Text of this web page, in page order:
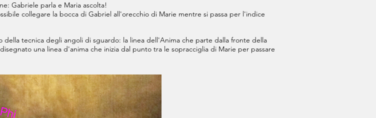
Gabriele parla e Maria ascolta!
collegare la bocca di Gabriel all'orecchio di Marie mentre si passa per l'indice
della tecnica degli angoli di sguardo: la linea dell'Anima che parte dalla fronte della
una linea d'anima che inizia dal punto tra le sopracciglia di Marie per passare